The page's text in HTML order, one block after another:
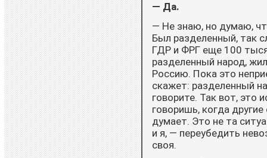
— Да.
— Не знаю, но думаю,
Был разделенный, так
ГДР и ФРГ еще 100
разделенный народ,
Россию. Пока это
скажет: разделенный
говорите. Так вот, это
говоришь, когда
думает. Это не та
и я, — переубедить
своя.